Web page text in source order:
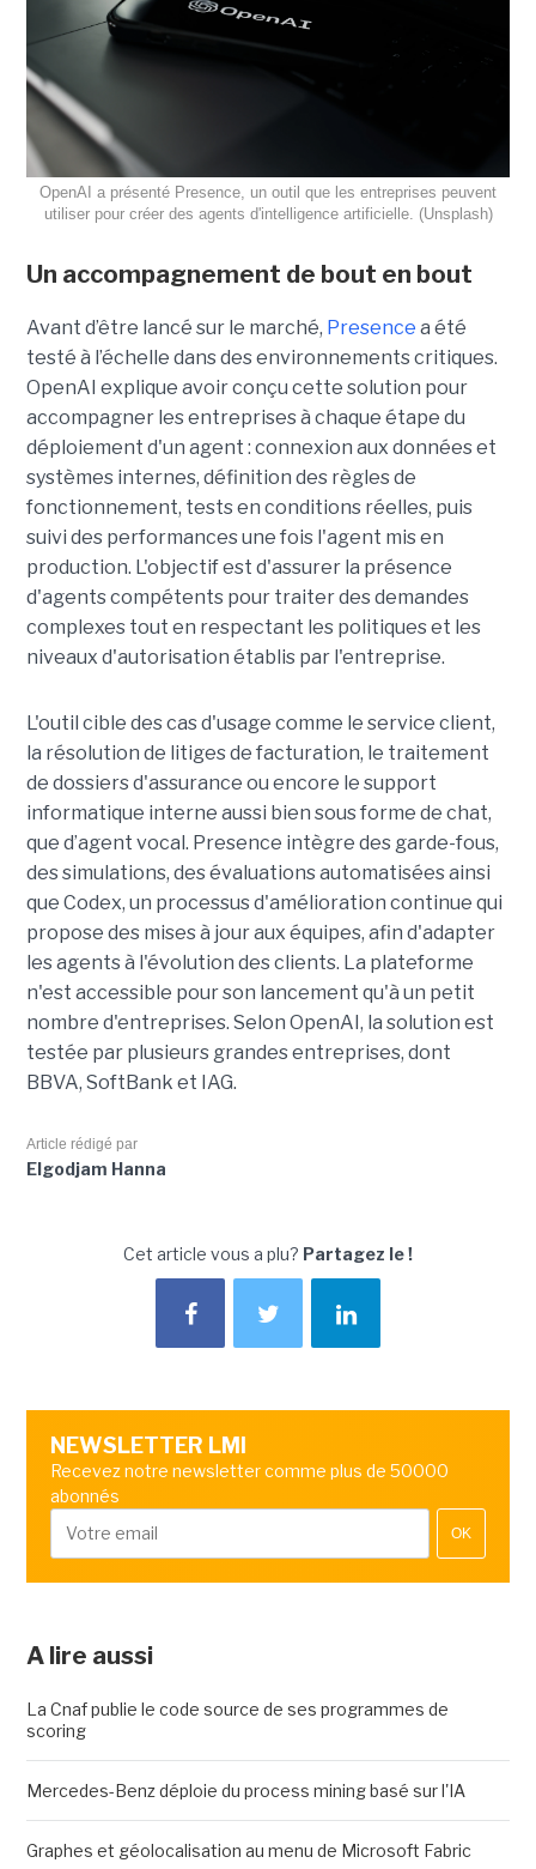
OpenAI a présenté Presence, un outil que les entreprises peuvent
utiliser pour créer des agents d'intelligence artificielle. (Unsplash)
Un accompagnement de bout en bout
Avant d’être lancé sur le marché, Presence a été
testé à l’échelle dans des environnements critiques.
OpenAI explique avoir conçu cette solution pour
accompagner les entreprises à chaque étape du
déploiement d'un agent : connexion aux données et
systèmes internes, définition des règles de
fonctionnement, tests en conditions réelles, puis
suivi des performances une fois l'agent mis en
production. L'objectif est d'assurer la présence
d'agents compétents pour traiter des demandes
complexes tout en respectant les politiques et les
niveaux d'autorisation établis par l'entreprise.
L'outil cible des cas d'usage comme le service client,
la résolution de litiges de facturation, le traitement
de dossiers d'assurance ou encore le support
informatique interne aussi bien sous forme de chat,
que d’agent vocal. Presence intègre des garde-fous,
des simulations, des évaluations automatisées ainsi
que Codex, un processus d'amélioration continue qui
propose des mises à jour aux équipes, afin d'adapter
les agents à l'évolution des clients. La plateforme
n'est accessible pour son lancement qu'à un petit
nombre d'entreprises. Selon OpenAI, la solution est
testée par plusieurs grandes entreprises, dont
BBVA, SoftBank et IAG.
Article rédigé par
Elgodjam Hanna
Cet article vous a plu? Partagez le !
NEWSLETTER LMI
Recevez notre newsletter comme plus de 50000
abonnés
OK
A lire aussi
La Cnaf publie le code source de ses programmes de
scoring
Mercedes-Benz déploie du process mining basé sur l'IA
Graphes et géolocalisation au menu de Microsoft Fabric